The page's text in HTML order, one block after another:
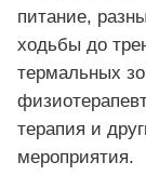
питание,
ходьбы до
термальных
терапия и
мероприятия.